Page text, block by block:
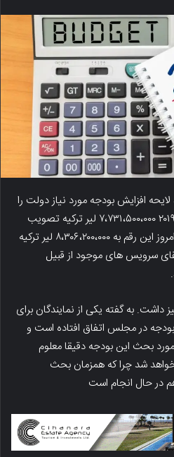
افزایش بودجه مورد نیاز دولت را
تصویب کرد .پیشتر بودجه سال ۲۰۱۹ ۷،۷۳۱،۵۰۰،۰۰۰ لیر ترکیه تصویب
شده بود که با تصویب اصلاحیه امروز این رقم به ۸،۳۰۶،۲۰۰،۰۰۰ لیر ترکیه
سرویس های موجود از قبیل
داشت. به گفته یکی از نمایندگان برای
در مجلس اتفاق افتاده است و
بحث این بودجه دقیقا معلوم
شد چرا که همزمان بحث
حال انجام است